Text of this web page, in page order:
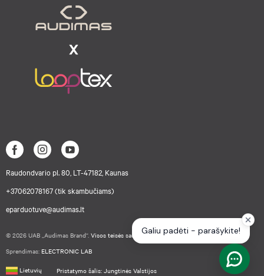
Raudondvario pl. 80, LT-47182, Kaunas
+37062078167 (tik skambučiams)
eparduotuve@audimas.lt
© 2026 UAB „Audimas Brand“. Visos teisės saugomos.
Sprendimas: ELECTRONIC LAB
Lietuvių Pristatymo šalis: Jungtinės Valstijos